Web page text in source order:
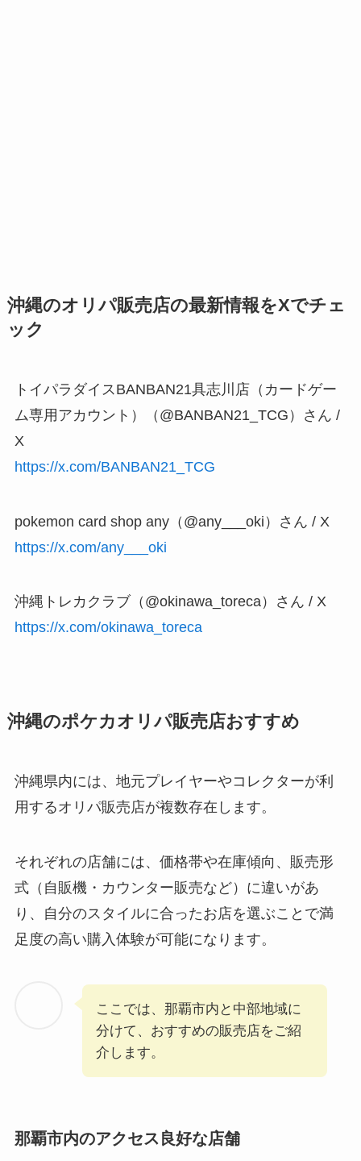
沖縄のオリパ販売店の最新情報をXでチェ
ック
トイパラダイスBANBAN21具志川店（カードゲー
ム専用アカウント）（@BANBAN21_TCG）さん /
X
https://x.com/BANBAN21_TCG
pokemon card shop any（@any___oki）さん / X
https://x.com/any___oki
沖縄トレカクラブ（@okinawa_toreca）さん / X
https://x.com/okinawa_toreca
沖縄のポケカオリパ販売店おすすめ
沖縄県内には、地元プレイヤーやコレクターが利
用するオリパ販売店が複数存在します。
それぞれの店舗には、価格帯や在庫傾向、販売形
式（自販機・カウンター販売など）に違いがあ
り、自分のスタイルに合ったお店を選ぶことで満
足度の高い購入体験が可能になります。
ここでは、那覇市内と中部地域に
分けて、おすすめの販売店をご紹
介します。
那覇市内のアクセス良好な店舗